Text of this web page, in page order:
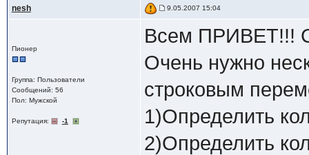
nesh 9.05.2007 15:04
Пионер
Группа: Пользователи
Сообщений: 56
Пол: Мужской
Репутация: -1
Всем ПРИВЕТ!!!
Очень нужно
строковым
1)Определить
2)Определить